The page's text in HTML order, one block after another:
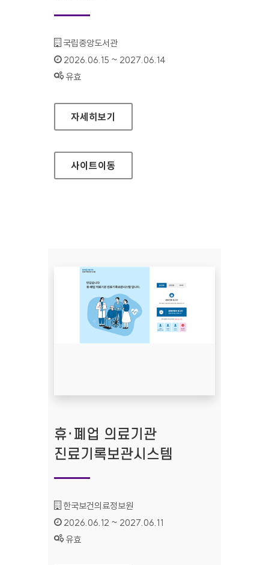
기관명 :
국립중앙도서관
인증기간 :
2026.06.15 ~ 2027.06.14
상태 :
유효
한국학사서 글로벌 네트워크
자세히보기
사이트이동
휴·폐업 의료기관
진료기록보관시스템
기관명 :
한국보건의료정보원
인증기간 :
2026.06.12 ~ 2027.06.11
상태 :
유효